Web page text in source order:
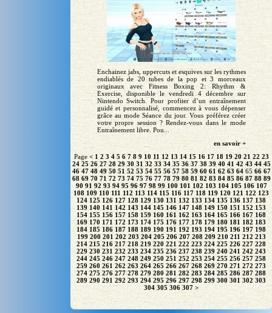
Enchainez jabs, uppercuts et esquives sur les rythmes
endiablés de 20 tubes de la pop et 3 morceaux
originaux avec Fitness Boxing 2: Rhythm &
Exercise, disponible le vendredi 4 décembre sur
Nintendo Switch. Pour profiter d’un entraînement
guidé et personnalisé, commencez à vous dépenser
grâce au mode Séance du jour. Vous préférez créer
votre propre session ? Rendez-vous dans le mode
Entraînement libre. Pou...
en savoir +
Page < 1 2 3 4 5 6 7 8 9 10 11 12 13 14 15 16 17 18 19 20 21 22 23
24 25 26 27 28 29 30 31 32 33 34 35 36 37 38 39 40 41 42 43 44 45
46 47 48 49 50 51 52 53 54 55 56 57 58 59 60 61 62 63 6465 66 67
68 69 70 71 72 73 74 75 76 77 78 79 80 81 82 83 84 85 86 87 88 89
90 91 92 93 94 95 96 97 98 99 100 101 102 103 104 105 106 107
108 109 110 111 112 113 114 115 116 117 118 119 120 121 122 123
124 125 126 127 128 129 130 131 132 133 134 135 136 137 138
139 140 141 142 143 144 145 146 147 148 149 150 151 152 153
154 155 156 157 158 159 160 161 162 163 164 165 166 167 168
169 170 171 172 173 174 175 176 177 178 179 180 181 182 183
184 185 186 187 188 189 190 191 192 193 194 195 196 197 198
199 200 201 202 203 204 205 206 207 208 209 210 211 212 213
214 215 216 217 218 219 220 221 222 223 224 225 226 227 228
229 230 231 232 233 234 235 236 237 238 239 240 241 242 243
244 245 246 247 248 249 250 251 252 253 254 255 256 257 258
259 260 261 262 263 264 265 266 267 268 269 270 271 272 273
274 275 276 277 278 279 280 281 282 283 284 285 286 287 288
289 290 291 292 293 294 295 296 297 298 299 300 301 302 303
304 305 306 307 >